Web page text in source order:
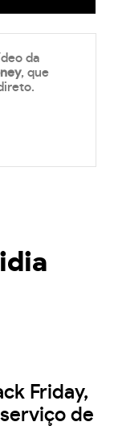
da
, que
Friday,
de